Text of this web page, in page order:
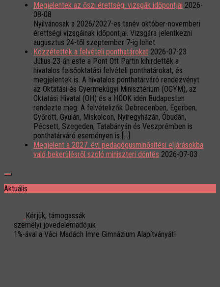
Megjelentek az őszi érettségi vizsgák időpontjai 2026-
08-08
Nyilvánosak a 2026/2027-es tanév október-novemberi
érettségi vizsgáinak időpontjai. Vizsgára jelentkezni
augusztus 24-től szeptember 7-ig lehet.
Közzétették a felvételi ponthatárokat 2026-07-23
Július 23-án este a Pont Ott Partin kihirdették a
hivatalos felsőoktatási felvételi ponthatárokat, és
megjelentek is. A hivatalos ponthatárváró rendezvényt
az Oktatási és Gyermekügyi Minisztérium (OGYM), az
Oktatási Hivatal (OH) és a HÖOK idén Budapesten
rendezte meg. A felvételizők Debrecenben, Egerben,
Győrött, Gyulán, Miskolcon, Nyíregyházán, Óbudán,
Pécsett, Szegeden, Tatabányán és Veszprémben is
ponthatárváró eseményen is […]
Megjelent a 2027. évi pedagógusminősítési eljárásokba
való bekerülésről szóló miniszteri döntés 2026-07-03
Aktuális
Kérjük, támogassák
személyi jövedelemadójuk
1%-ával a Váci Madách Imre Gimnázium Alapítványát!